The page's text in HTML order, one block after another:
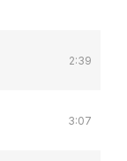
2:39
3:07